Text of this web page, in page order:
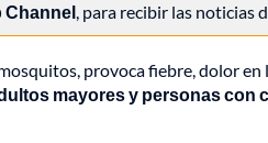
Channel, para recibir las noticias
provoca fiebre, dolor
mayores y personas